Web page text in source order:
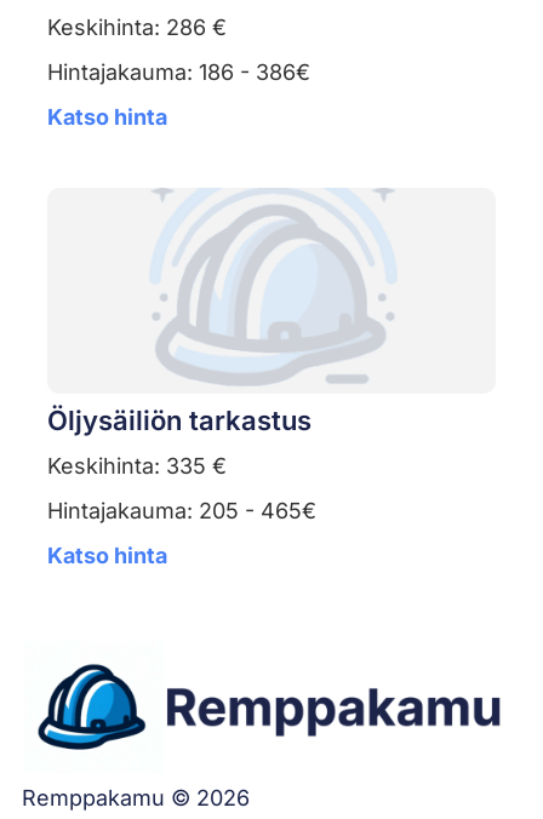
Keskihinta: 286 €
Hintajakauma: 186 - 386€
Katso hinta
Öljysäiliön tarkastus
Keskihinta: 335 €
Hintajakauma: 205 - 465€
Katso hinta
Remppakamu © 2026